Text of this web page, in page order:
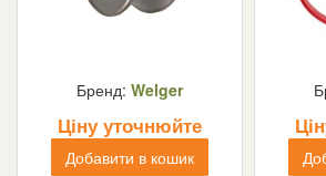
Бренд: Welger
Ціну уточнюйте
Добавити в кошик